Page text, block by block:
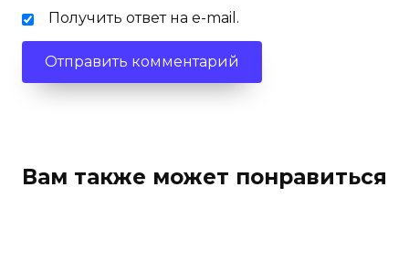
Получить ответ на e-mail.
Вам также может понравиться